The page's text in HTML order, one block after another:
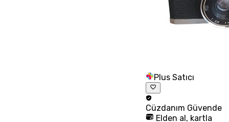
Plus Satıcı
Cüzdanım Güvende
Elden al, kartla